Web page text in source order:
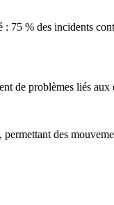
75 % des incidents
de problèmes liés aux
des